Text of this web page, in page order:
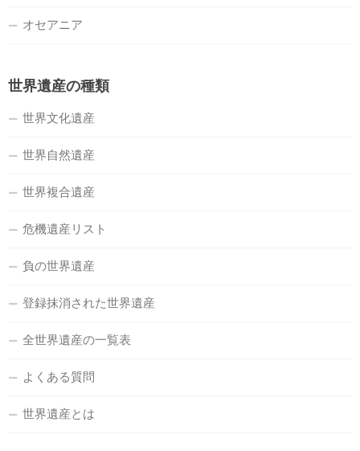
オセアニア
世界遺産の種類
世界文化遺産
世界自然遺産
世界複合遺産
危機遺産リスト
負の世界遺産
登録抹消された世界遺産
全世界遺産の一覧表
よくある質問
世界遺産とは